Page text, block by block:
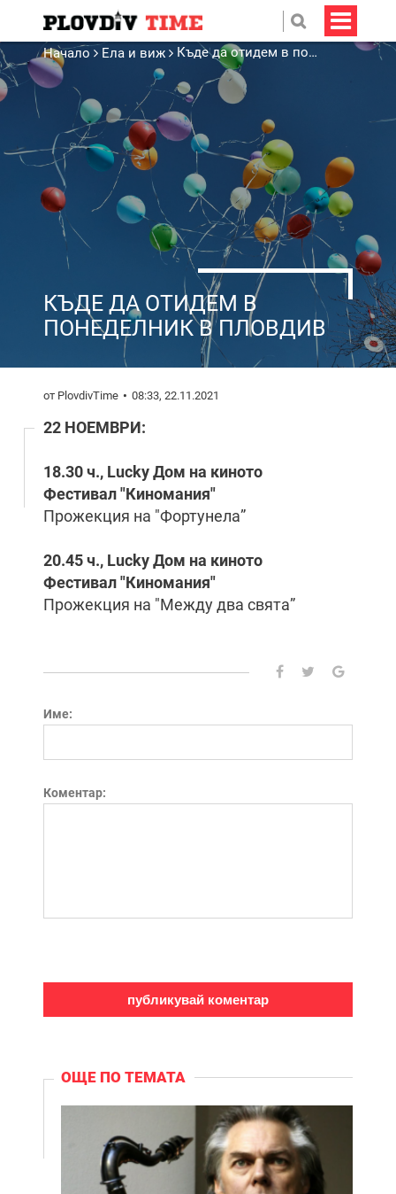
Начало Ела и виж Къде да отидем в понеделник в Пловдив
КЪДЕ ДА ОТИДЕМ В
ПОНЕДЕЛНИК В ПЛОВДИВ
от PlovdivTime 08:33, 22.11.2021
22 НОЕМВРИ:
18.30ч., Lucky Дом на киното
Фестивал "Киномания"
Прожекция на "Фортунела”
20.45 ч., Lucky Дом на киното
Фестивал "Киномания"
Прожекция на "Между два свята”
Име:
Коментар:
ОЩЕ ПО ТЕМАТА